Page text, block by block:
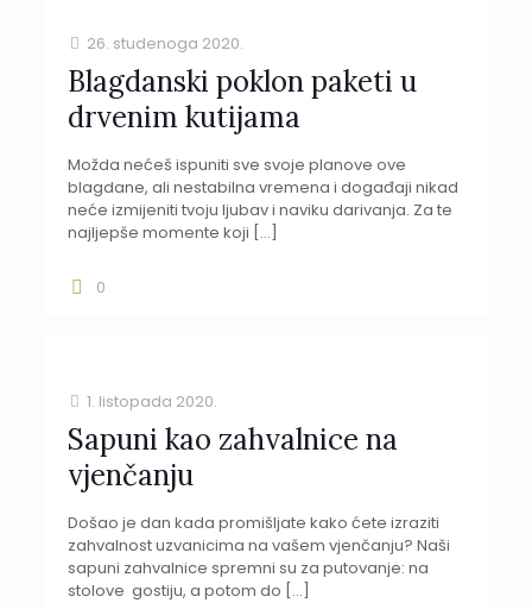
26. studenoga 2020.
Blagdanski poklon paketi u
drvenim kutijama
Možda nećeš ispuniti sve svoje planove ove
blagdane, ali nestabilna vremena i događaji nikad
neće izmijeniti tvoju ljubav i naviku darivanja. Za te
najljepše momente koji […]
0
1. listopada 2020.
Sapuni kao zahvalnice na
vjenčanju
Došao je dan kada promišljate kako ćete izraziti
zahvalnost uzvanicima na vašem vjenčanju? Naši
sapuni zahvalnice spremni su za putovanje: na
stolove gostiju, a potom do […]